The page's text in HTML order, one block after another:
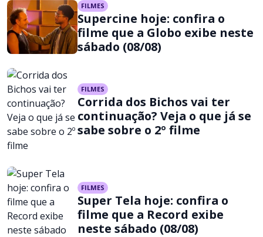
FILMES
Supercine hoje: confira o
filme que a Globo exibe neste
sábado (08/08)
FILMES
Corrida dos Bichos vai ter
continuação? Veja o que já se
sabe sobre o 2º filme
FILMES
Super Tela hoje: confira o
filme que a Record exibe
neste sábado (08/08)